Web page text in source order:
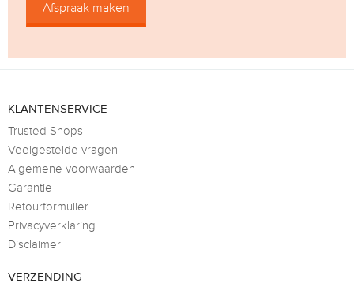
Afspraak maken
KLANTENSERVICE
Trusted Shops
Veelgestelde vragen
Algemene voorwaarden
Garantie
Retourformulier
Privacyverklaring
Disclaimer
VERZENDING